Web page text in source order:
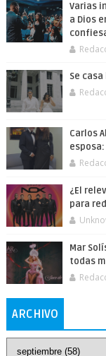
Varias
a Dios
Se
Carlos
¿El
para
Mar
todas
ARCHIVO